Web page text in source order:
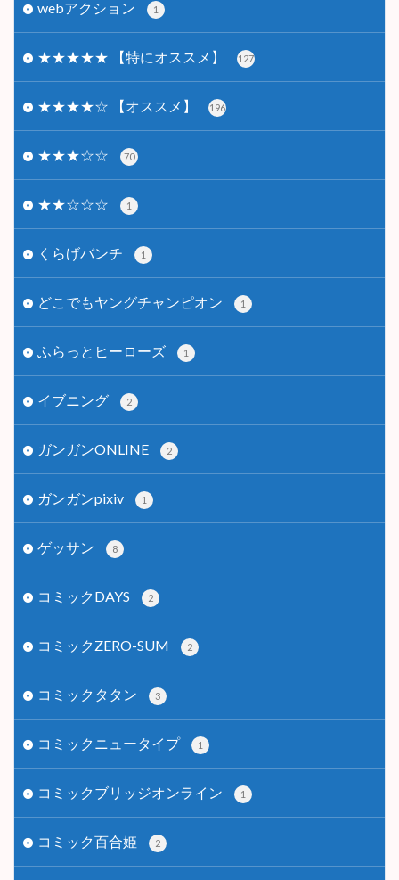
webアクション 1
★★★★★ 【特にオススメ】 127
★★★★☆ 【オススメ】 196
★★★☆☆ 70
★★☆☆☆ 1
くらげバンチ 1
どこでもヤングチャンピオン 1
ふらっとヒーローズ 1
イブニング 2
ガンガンONLINE 2
ガンガンpixiv 1
ゲッサン 8
コミックDAYS 2
コミックZERO-SUM 2
コミックタタン 3
コミックニュータイプ 1
コミックブリッジオンライン 1
コミック百合姫 2